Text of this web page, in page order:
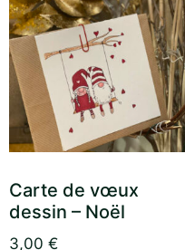
Carte de vœux
dessin – Noël
3,00 €